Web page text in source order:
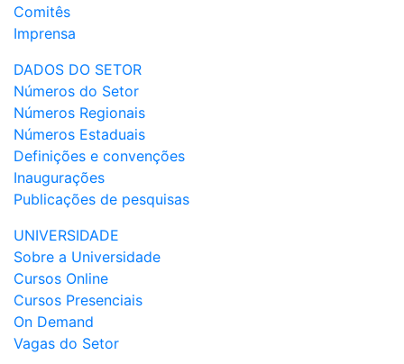
Comitês
Imprensa
DADOS DO SETOR
Números do Setor
Números Regionais
Números Estaduais
Definições e convenções
Inaugurações
Publicações de pesquisas
UNIVERSIDADE
Sobre a Universidade
Cursos Online
Cursos Presenciais
On Demand
Vagas do Setor